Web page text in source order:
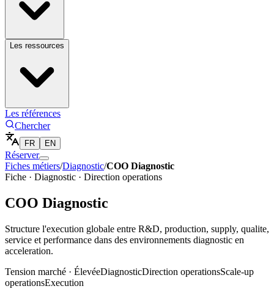
Les ressources
Les références
Chercher
FR EN
Réserver
Fiches métiers/Diagnostic/COO Diagnostic
Fiche · Diagnostic · Direction operations
COO Diagnostic
Structure l'execution globale entre R&D, production, supply, qualite,
service et performance dans des environnements diagnostic en
acceleration.
Tension marché · ÉlevéeDiagnosticDirection operationsScale-up
operationsExecution